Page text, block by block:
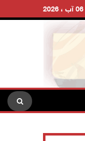
الاحتلال